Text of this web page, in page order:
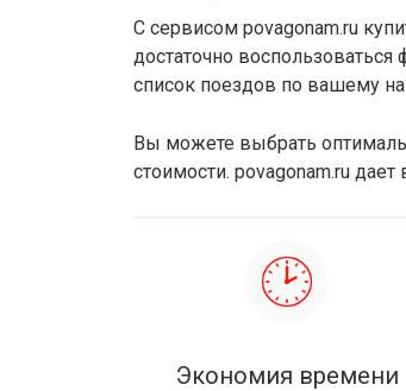
С сервисом povagonam.ru
достаточно
список поездов по вашему
Вы можете выбрать
стоимости. povagonam.ru
Экономия времени